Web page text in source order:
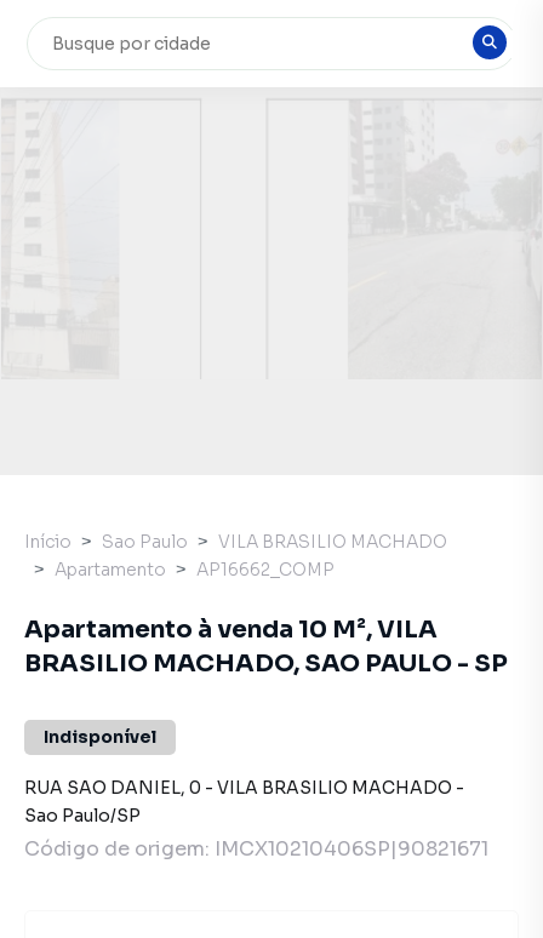
Início Sao Paulo
VILA BRASILIO MACHADO
Apartamento
AP16662_COMP
Apartamento à venda 10 M², VILA
BRASILIO MACHADO, SAO PAULO - SP
Indisponível
RUA SAO DANIEL, 0 - VILA BRASILIO MACHADO -
Sao Paulo/SP
Código de origem: IMCX10210406SP|90821671